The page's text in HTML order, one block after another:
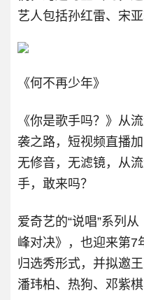
艺人包括孙红雷、宋亚
《何不再少年》
《你是歌手吗？》从
袭之路，短视频直播
无修音，无滤镜，从
手，敢来吗？
爱奇艺的“说唱”系列
峰对决》，也迎来第7
归选秀形式，并拟邀
潘玮柏、热狗、邓紫棋